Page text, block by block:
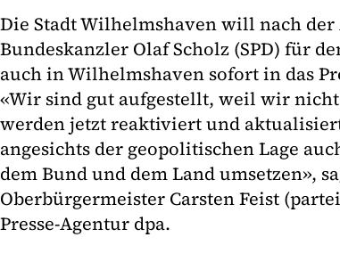
Die Stadt Wilhelmshaven will nach
Bundeskanzler Olaf Scholz (SPD) für
auch in Wilhelmshaven sofort in das
«Wir sind gut aufgestellt, weil wir
werden jetzt reaktiviert und
angesichts der geopolitischen Lage
dem Bund und dem Land umsetzen»,
Oberbürgermeister Carsten Feist
Presse-Agentur dpa.